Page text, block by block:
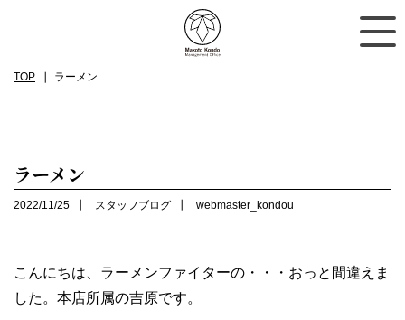
TOP ラーメン
ラーメン
2022/11/25 スタッフブログ webmaster_kondou
こんにちは、ラーメンファイターの・・・おっと間違えま
した。本店所属の吉原です。